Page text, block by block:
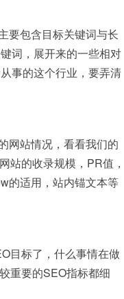
要包含目标关键词与长
词，展开来的一些相对
事的这个行业，要弄清
网站情况，看看我们的
站的收录规模，PR值，
的适用，站内锚文本等
目标了，什么事情在做
重要的SEO指标都细